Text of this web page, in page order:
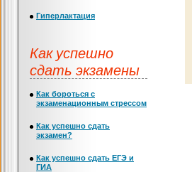
Гиперлактация
Как успешно
сдать экзамены
Как бороться с
экзаменационным стрессом
Как успешно сдать
экзамен?
Как успешно сдать ЕГЭ и
ГИА